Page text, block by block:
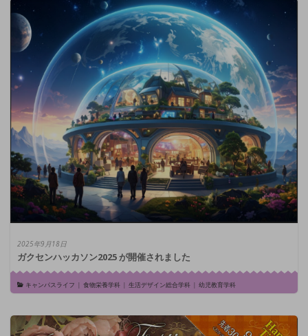
2025年9月18日
ガクセンハッカソン2025 が開催されました
キャンパスライフ 食物栄養学科| 生活デザイン総合学科| 幼児教育学科